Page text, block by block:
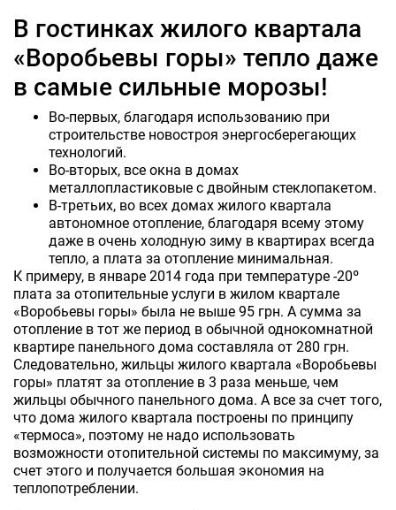
В гостинках жилого квартала
«Воробьевы горы» тепло даже
в самые сильные морозы!
Во-первых, благодаря использованию при
строительстве новостроя энергосберегающих
технологий.
Во-вторых, все окна в домах
металлопластиковые с двойным стеклопакетом.
В-третьих, во всех домах жилого квартала
автономное отопление, благодаря всему этому
даже в очень холодную зиму в квартирах всегда
тепло, а плата за отопление минимальная.
К примеру, в январе 2014 года при температуре -20º
плата за отопительные услуги в жилом квартале
«Воробьевы горы» была не выше 95 грн. А сумма за
отопление в тот же период в обычной однокомнатной
квартире панельного дома составляла от 280 грн.
Следовательно, жильцы жилого квартала «Воробьевы
горы» платят за отопление в 3 раза меньше, чем
жильцы обычного панельного дома. А все за счет того,
что дома жилого квартала построены по принципу
«термоса», поэтому не надо использовать
возможности отопительной системы по максимуму, за
счет этого и получается большая экономия на
теплопотреблении.